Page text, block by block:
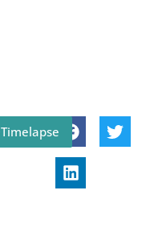
Share:
Timelapse